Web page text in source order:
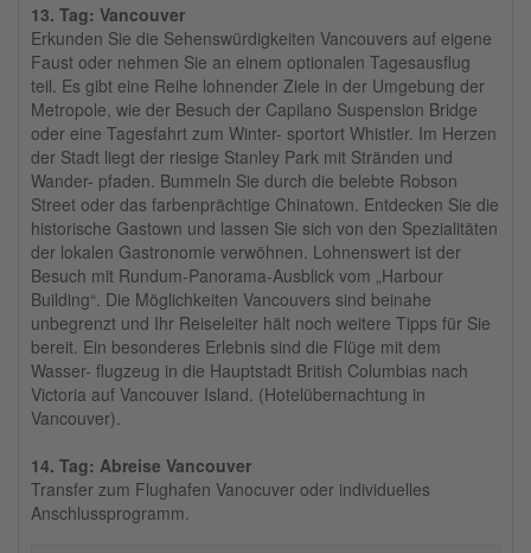
13. Tag: Vancouver
Erkunden Sie die Sehenswürdigkeiten Vancouvers auf eigene
Faust oder nehmen Sie an einem optionalen Tagesausflug
teil. Es gibt eine Reihe lohnender Ziele in der Umgebung der
Metropole, wie der Besuch der Capilano Suspension Bridge
oder eine Tagesfahrt zum Winter- sportort Whistler. Im Herzen
der Stadt liegt der riesige Stanley Park mit Stränden und
Wander- pfaden. Bummeln Sie durch die belebte Robson
Street oder das farbenprächtige Chinatown. Entdecken Sie die
historische Gastown und lassen Sie sich von den Spezialitäten
der lokalen Gastronomie verwöhnen. Lohnenswert ist der
Besuch mit Rundum-Panorama-Ausblick vom „Harbour
Building“. Die Möglichkeiten Vancouvers sind beinahe
unbegrenzt und Ihr Reiseleiter hält noch weitere Tipps für Sie
bereit. Ein besonderes Erlebnis sind die Flüge mit dem
Wasser- flugzeug in die Hauptstadt British Columbias nach
Victoria auf Vancouver Island. (Hotelübernachtung in
Vancouver).
14. Tag: Abreise Vancouver
Transfer zum Flughafen Vanocuver oder individuelles
Anschlussprogramm.